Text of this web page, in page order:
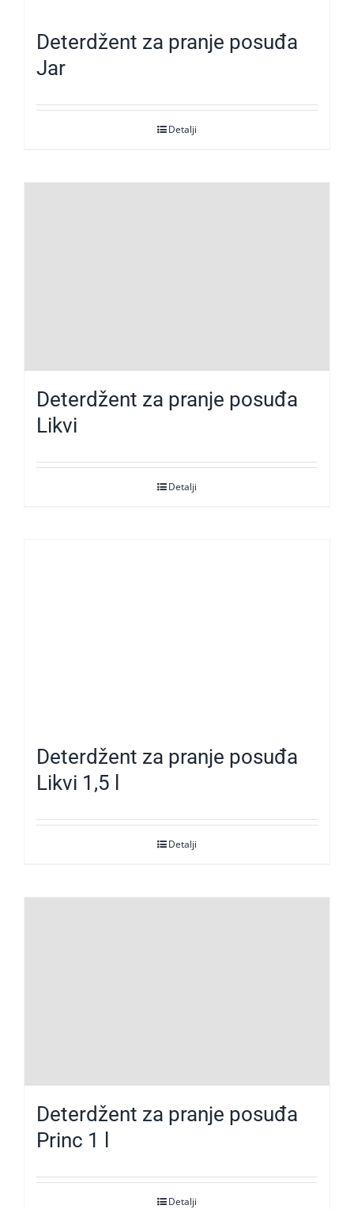
Deterdžent za pranje posuđa
Jar
Detalji
Deterdžent za pranje posuđa
Likvi
Detalji
Deterdžent za pranje posuđa
Likvi 1,5 l
Detalji
Deterdžent za pranje posuđa
Princ 1 l
Detalji